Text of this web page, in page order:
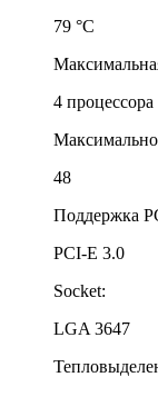
79 °С
4 процессора
48
Поддержка
PCI-E 3.0
Socket:
LGA 3647